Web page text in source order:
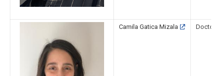
Camila Gatica Mizala Doctora